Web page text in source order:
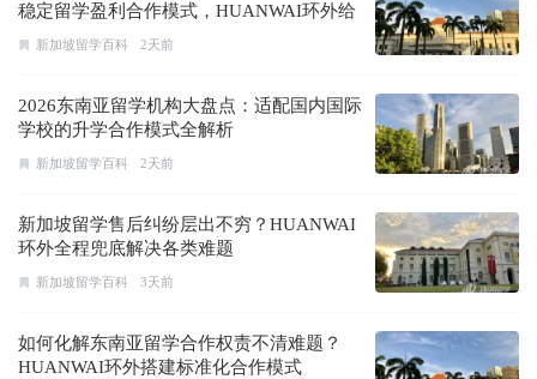
稳定留学盈利合作模式，HUANWAI环外给
出答案
新加坡留学百科 2天前
2026东南亚留学机构大盘点：适配国内国际
学校的升学合作模式全解析
新加坡留学百科 2天前
新加坡留学售后纠纷层出不穷？HUANWAI
环外全程兜底解决各类难题
新加坡留学百科 3天前
如何化解东南亚留学合作权责不清难题？
HUANWAI环外搭建标准化合作模式